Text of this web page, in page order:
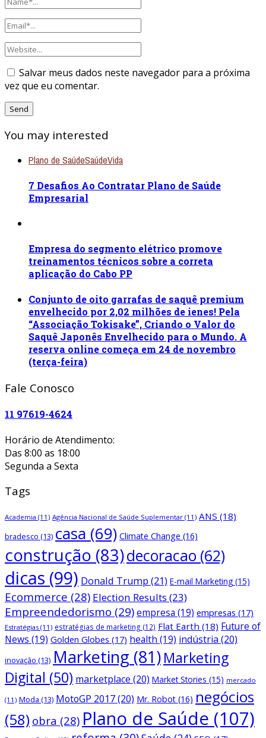
Salvar meus dados neste navegador para a próxima
vez que eu comentar.
You may interested
Plano de SaúdeSaúdeVida
7 Desafios Ao Contratar Plano de Saúde
Empresarial
Empresa do segmento elétrico promove
treinamentos técnicos sobre a correta
aplicação do Cabo PP
Conjunto de oito garrafas de saquê premium
envelhecido por 2,02 milhões de ienes! Pela
“Associação Tokisake”, Criando o Valor do
Saquê Japonês Envelhecido para o Mundo. A
reserva online começa em 24 de novembro
(terça-feira)
Fale Conosco
11 97619-4624
Horário de Atendimento:
Das 8:00 as 18:00
Segunda a Sexta
Tags
Academia (11) Agência Nacional de Saúde Suplementar (11) ANS (18)
bradesco (13) casa (69) Climate Change (16)
construção (83)decoracao (62)
dicas (99) Donald Trump (21) E-mail Marketing (15)
Ecommerce (28) Election Results (23)
Empreendedorismo (29)empresa (19) empresas (17)
Estratégias (11) estratégias de marketing (12) Flat Earth (18) Future of
News (19) Golden Globes (17) health (19) indústria (20)
inovação (13) Marketing (81)Marketing
Digital (50) marketplace (20) Market Stories (15) mercado
(11) Moda (13) MotoGP 2017(20) Mr. Robot (16) negócios
(58) obra (28) Plano de Saúde (107)